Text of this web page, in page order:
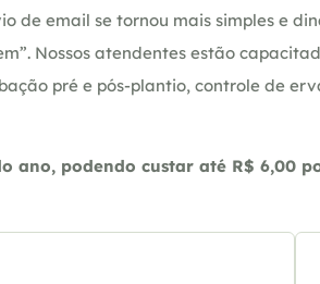
de email se tornou mais simples e
Nossos atendentes estão
pré e pós-plantio, controle de
ano, podendo custar até R$ 6,00